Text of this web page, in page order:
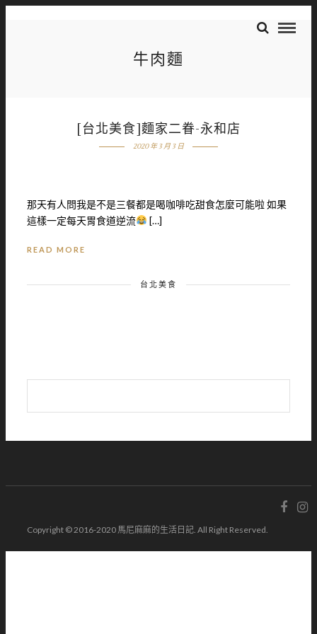
牛肉麵
[台北美食]麵家二眷-永和店
2020 年 3 月 3 日
那天有人問我是不是三餐都是喝咖啡吃甜食怎麼可能啦 如果
這樣一定每天胃食道逆流
[…]
READ MORE
台北美食
Copyright © 2016-2020 馬尼麻麻的生活日記. All Right Reserved.